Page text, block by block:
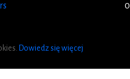
0
Dowiedz się więcej